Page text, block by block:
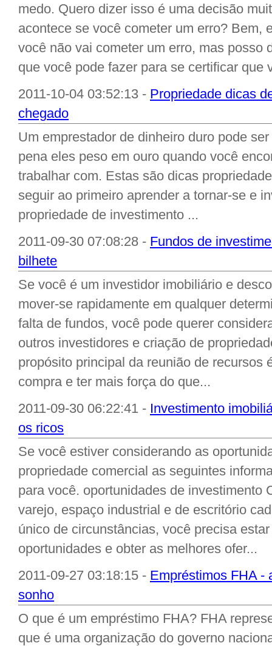
medo. Quero dizer isso é uma decisão
acontece se você cometer um erro? Bem,
você não vai cometer um erro, mas posso
que você pode fazer para se certificar que
2011-10-04 03:52:13 - Propriedade dicas
chegado
Um emprestador de dinheiro duro pode
pena eles peso em ouro quando você
trabalhar com. Estas são dicas
seguir ao primeiro aprender a tornar-se e
propriedade de investimento ...
2011-09-30 07:08:28 - Fundos de
bilhete
Se você é um investidor imobiliário e
mover-se rapidamente em qualquer
falta de fundos, você pode querer
outros investidores e criação de
propósito principal da reunião de recursos
compra e ter mais força do que...
2011-09-30 06:22:41 - Investimento
os ricos
Se você estiver considerando as
propriedade comercial as seguintes
para você. oportunidades de investimento
varejo, espaço industrial e de escritório
único de circunstâncias, você precisa
oportunidades e obter as melhores ofer...
2011-09-27 03:18:15 - Empréstimos FHA -
sonho
O que é um empréstimo FHA? FHA
que é uma organização do governo